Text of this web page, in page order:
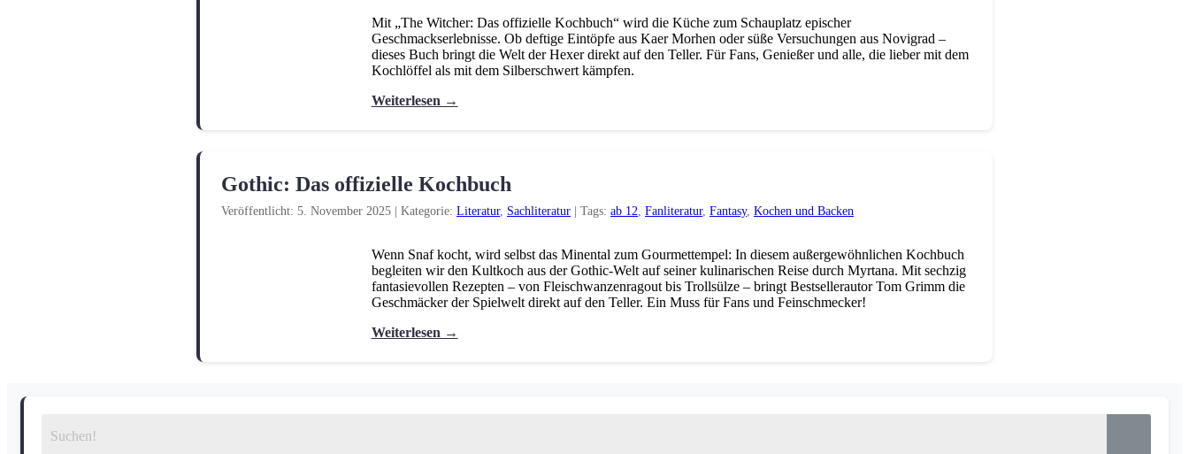
Mit „The Witcher: Das offizielle Kochbuch“ wird die Küche zum Schauplatz epischer
Geschmackserlebnisse. Ob deftige Eintöpfe aus Kaer Morhen oder süße Versuchungen aus Novigrad –
dieses Buch bringt die Welt der Hexer direkt auf den Teller. Für Fans, Genießer und alle, die lieber mit dem
Kochlöffel als mit dem Silberschwert kämpfen.
Weiterlesen →
Gothic: Das offizielle Kochbuch
Veröffentlicht: 5. November 2025 | Kategorie: Literatur, Sachliteratur | Tags: ab 12 Fanliteratur, Fantasy, Kochen und Backen
Wenn Snaf kocht, wird selbst das Minental zum Gourmettempel: In diesem außergewöhnlichen Kochbuch
begleiten wir den Kultkoch aus der Gothic-Welt auf seiner kulinarischen Reise durch Myrtana. Mit sechzig
fantasievollen Rezepten – von Fleischwanzenragout bis Trollsülze – bringt Bestsellerautor Tom Grimm die
Geschmäcker der Spielwelt direkt auf den Teller. Ein Muss für Fans und Feinschmecker!
Weiterlesen →